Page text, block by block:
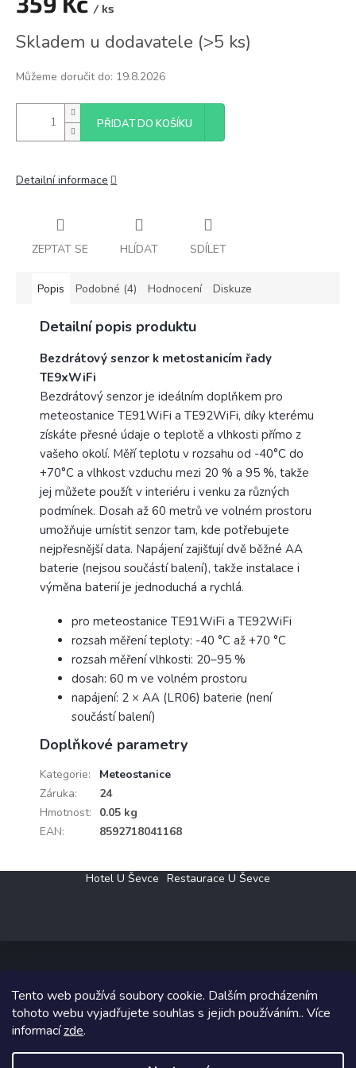
Tento web používá soubory cookie. Dalším procházením
tohoto webu vyjadřujete souhlas s jejich používáním.. Více
informacízde.
/ ks
cena:
Skladem u dodavatele (>5 ks)
Můžeme doručit do: 19.8.2026
PŘIDAT DO KOŠÍKU
Detailní informace
ZEPTAT SE HLÍDAT SDÍLET
Popis Podobné (4) Hodnocení Diskuze
Detailní popis produktu
Bezdrátový senzor k metostanicím řady
TE9xWiFi
Bezdrátový senzor je ideálním doplňkem pro
meteostanice TE91WiFi a TE92WiFi, díky kterému
získáte přesné údaje o teplotě a vlhkosti přímo z
vašeho okolí. Měří teplotu v rozsahu od -40°C do
+70°C a vlhkost vzduchu mezi 20 % a 95 %, takže
jej můžete použít v interiéru i venku za různých
podmínek. Dosah až 60 metrů ve volném prostoru
umožňuje umístit senzor tam, kde potřebujete
nejpřesnější data. Napájení zajišťují dvě běžné AA
baterie (nejsou součástí balení), takže instalace i
výměna baterií je jednoduchá a rychlá.
pro meteostanice TE91WiFi a TE92WiFi
rozsah měření teploty: -40 °C až +70 °C
rozsah měření vlhkosti: 20–95 %
dosah: 60 m ve volném prostoru
napájení: 2 × AA (LR06) baterie (není
součástí balení)
Doplňkové parametry
Kategorie:
Meteostanice
Záruka:
24
Hmotnost:
0.05 kg
EAN: 8592718041168
Hotel U Ševce Restaurace U Ševce
Copyright 2026Elektro Klesný s.r.o.. Všechna práva vyhrazena.
Grafický návrh vytvořil a na Shoptet implementoval
Shoptetak.cz.